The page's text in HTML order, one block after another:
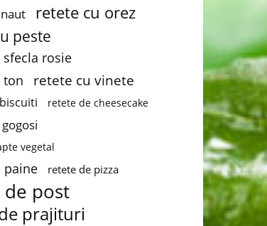
retete cu orez
peste
rosie
ton
retete cu vinete
retete de cheesecake
vegetal
paine retete de pizza
post
prajituri